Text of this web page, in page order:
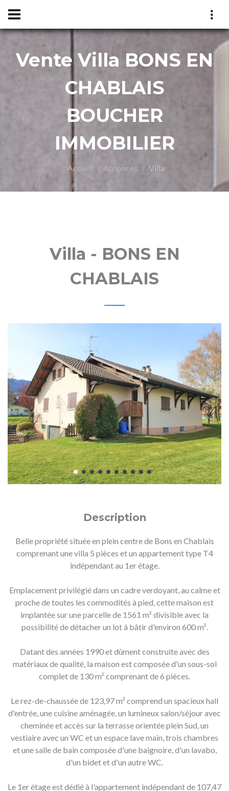
Vente Villa BONS EN
CHABLAIS
BOUCHER
IMMOBILIER
Accueil Annonces Villa
Villa - BONS EN
CHABLAIS
Description
Belle propriété située en plein centre de Bons en Chablais
comprenant une villa 5 pièces et un appartement type T4
indépendant au 1er étage.
Emplacement privilégié dans un cadre verdoyant, au calme et
proche de toutes les commodités à pied, cette maison est
implantée sur une parcelle de 1561 m² divisible avec la
possibilité de détacher un lot à bâtir d'environ 600 m².
Datant des années 1990 et dûment construite avec des
matériaux de qualité, la maison est composée d'un sous-sol
complet de 130 m² comprenant de 6 pièces.
Le rez-de-chaussée de 123,97 m² comprend un spacieux hall
d'entrée, une cuisine aménagée, un lumineux salon/séjour avec
cheminée et accès sur la terrasse orientée plein Sud, un
vestiaire avec un WC et un espace lave main, trois chambres
et une salle de bain composée d'une baignoire, d'un lavabo,
d'un bidet et d'un autre WC.
Le 1er étage est dédié à l'appartement indépendant de 107,47